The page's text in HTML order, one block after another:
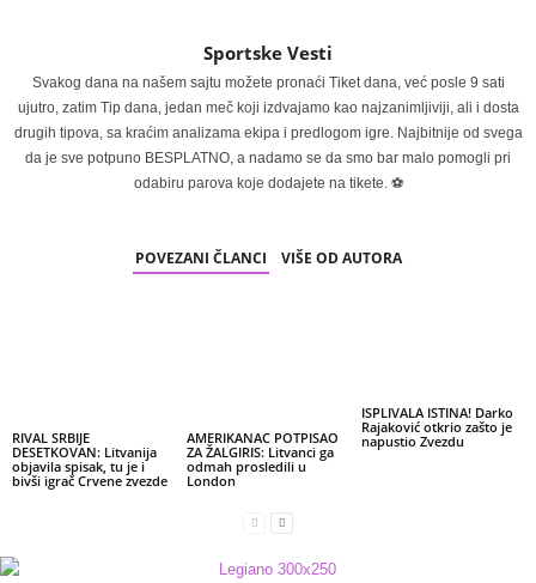
Sportske Vesti
Svakog dana na našem sajtu možete pronaći Tiket dana, već posle 9 sati
ujutro, zatim Tip dana, jedan meč koji izdvajamo kao najzanimljiviji, ali i dosta
drugih tipova, sa kraćim analizama ekipa i predlogom igre. Najbitnije od svega
da je sve potpuno BESPLATNO, a nadamo se da smo bar malo pomogli pri
odabiru parova koje dodajete na tikete. ⚽
POVEZANI ČLANCI VIŠE OD AUTORA
RIVAL SRBIJE
DESETKOVAN: Litvanija
objavila spisak, tu je i
bivši igrač Crvene zvezde
AMERIKANAC POTPISAO
ZA ŽALGIRIS: Litvanci ga
odmah prosledili u
London
ISPLIVALA ISTINA! Darko
Rajaković otkrio zašto je
napustio Zvezdu